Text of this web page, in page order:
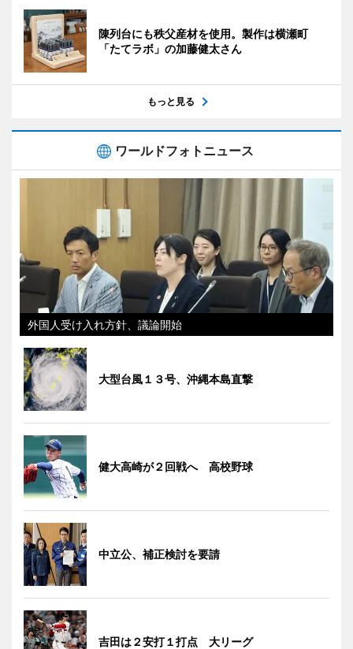
陳列台にも秩父産材を使用。製作は横瀬町
「たてラボ」の加藤健太さん
もっと見る
ワールドフォトニュース
外国人受け入れ方針、議論開始
大型台風１３号、沖縄本島直撃
健大高崎が２回戦へ 高校野球
中立公、補正検討を要請
吉田は２安打１打点 大リーグ